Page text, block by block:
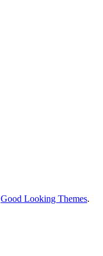
Good Looking Themes.